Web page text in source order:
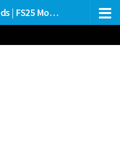
Farming Simulator 25 Mods | FS25 Mods Stahování